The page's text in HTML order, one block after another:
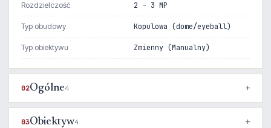
Rozdzielczość 2 - 3 MP
Typ obudowy Kopulowa (dome/eyeball)
Typ obiektywu Zmienny (Manualny)
02Ogólne4
03Obiektyw4